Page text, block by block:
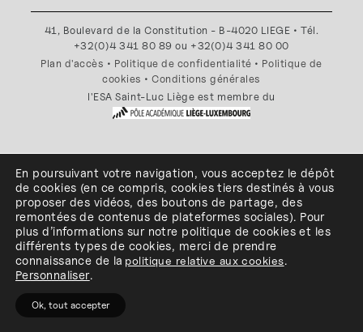
41, Boulevard de la Constitution - B-4020 LIEGE • Tél.
+32(0)4 341 80 89 ou +32(0)4 341 80 00
Plan d'accès • Politique de confidentialité • Politique de
cookies •Conditions générales
l'ESA Saint-Luc Liège est membre du
En poursuivant votre navigation, vous acceptez le dépôt
de cookies (en ce compris, cookiestiers destinés à vous
proposer des vidéos, des boutons de partage, des
remontées de contenus de plateformes sociales). Pour
plus d’informations sur notre politique de cookies et les
différents types de cookies, merci de prendre
connaissance de la politique relative aux cookies.
Personnaliser.
Ok, tout accepter